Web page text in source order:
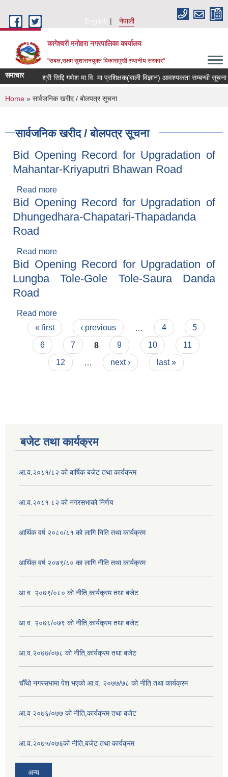
English
नेपाली
कागेश्वरी मनोहरा नगरपालिका कार्यालय
"सबल,सक्षम सुशासनयुक्त विकासमुखी स्थानीय सरकार"
समाचार श्री सिद्दि गणेश मा.वि. मा प्रशिक्षक(बाली विज्ञान) आवश्यकता सम्बन्धी सूचना
You are here
Home » सार्वजनिक खरीद / बोलपत्र सूचना
सार्वजनिक खरीद / बोलपत्र सूचना
Bid Opening Record for Upgradation of
Mahantar-Kriyaputri Bhawan Road
Read more
Mahantar-Kriyaputri Bhawan Road
Bid Opening Record for Upgradation of
Dhungedhara-Chapatari-Thapadanda
Road
Read more
Dhungedhara-Chapatari-Thapadanda Road
Bid Opening Record for Upgradation of
Lungba Tole-Gole Tole-Saura Danda
Road
Read more
Lungba Tole-Gole Tole-Saura Danda Road
Pages
« first ‹ previous 4
5
6
7 8 9 10
11
12
next › last »
बजेट तथा कार्यक्रम
आ.व.२०८१/८२ को बार्षिक बजेट तथा कार्यक्रम
आ.व.२०८१ ८२ को नगरसभाको निर्णय
आर्थिक वर्ष २०८०/८१ को लागि निति तथा कार्यक्रम
आर्थिक वर्ष २०७९/८० का लागि नीति तथा कार्यक्रम
आ.व. २०७९/०८० को नीति,कार्यक्रम तथा बजेट
आ.व. २०७८/०७९ को नीति,कार्यक्रम तथा बजेट
आ.व.२०७७/०७८ को नीति,कार्यक्रम तथा बजेट
चौँथो नगरसभामा पेश भएको आ.व. २०७७/७८ को नीति तथा कार्यक्रम
आ.व २०७६/०७७ को नीति,कार्यक्रम तथा बजेट
आ.व.२०७५/०७६को नीति,बजेट तथा कार्यक्रम
अन्य